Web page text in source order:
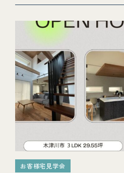
お客様宅見学会